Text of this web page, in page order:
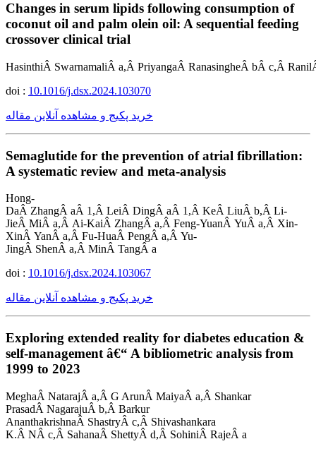
Changes in serum lipids following consumption of
coconut oil and palm olein oil: A sequential feeding
crossover clinical trial
HasinthiÂ SwarnamaliÂ a,Â PriyangaÂ RanasingheÂ bÂ c,Â
doi : 10.1016/j.dsx.2024.103070
خرید پکیج و مشاهده آنلاین مقاله
Semaglutide for the prevention of atrial fibrillation:
A systematic review and meta-analysis
Hong-
DaÂ ZhangÂ aÂ 1,Â LeiÂ DingÂ aÂ 1,Â KeÂ LiuÂ b,Â Li-
JieÂ MiÂ a,Â Ai-KaiÂ ZhangÂ a,Â Feng-YuanÂ YuÂ a,Â Xin-
XinÂ YanÂ a,Â Fu-HuaÂ PengÂ a,Â Yu-
JingÂ ShenÂ a,Â MinÂ TangÂ a
doi : 10.1016/j.dsx.2024.103067
خرید پکیج و مشاهده آنلاین مقاله
Exploring extended reality for diabetes education &
self-management â€“ A bibliometric analysis from
1999 to 2023
MeghaÂ NatarajÂ a,Â G ArunÂ MaiyaÂ a,Â Shankar
PrasadÂ NagarajuÂ b,Â Barkur
AnanthakrishnaÂ ShastryÂ c,Â Shivashankara
K.Â NÂ c,Â SahanaÂ ShettyÂ d,Â SohiniÂ RajeÂ a